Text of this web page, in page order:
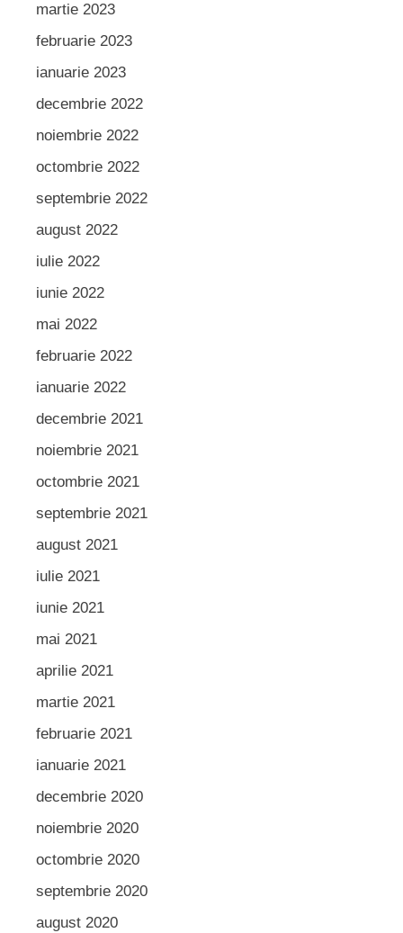
martie 2023
februarie 2023
ianuarie 2023
decembrie 2022
noiembrie 2022
octombrie 2022
septembrie 2022
august 2022
iulie 2022
iunie 2022
mai 2022
februarie 2022
ianuarie 2022
decembrie 2021
noiembrie 2021
octombrie 2021
septembrie 2021
august 2021
iulie 2021
iunie 2021
mai 2021
aprilie 2021
martie 2021
februarie 2021
ianuarie 2021
decembrie 2020
noiembrie 2020
octombrie 2020
septembrie 2020
august 2020